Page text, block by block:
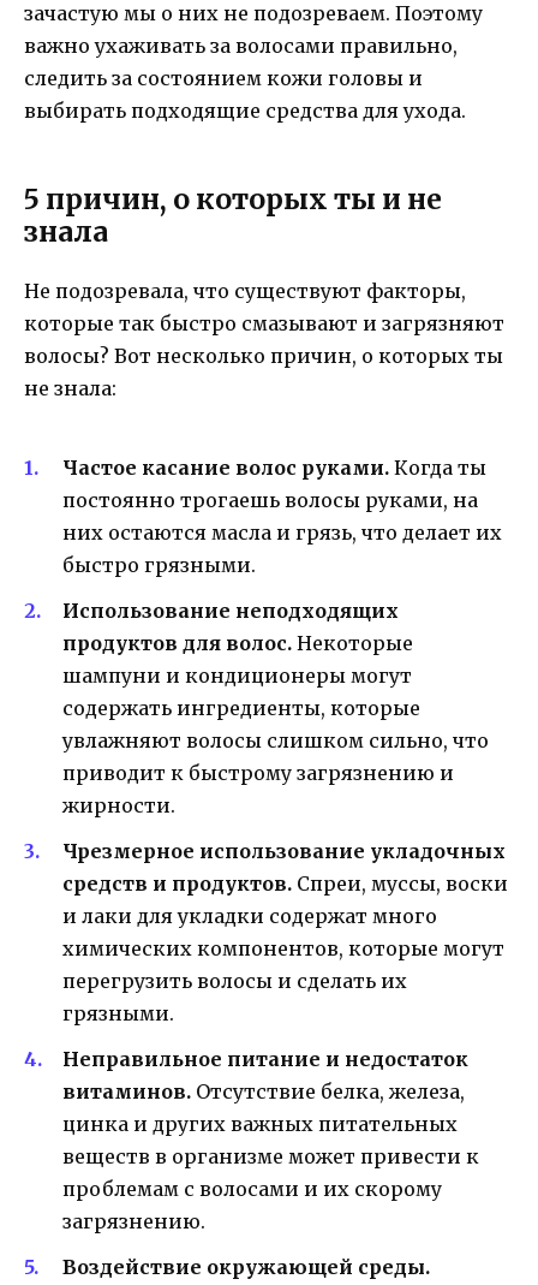
зачастую мы о них не подозреваем. Поэтому
важно ухаживать за волосами правильно,
следить за состоянием кожи головы и
выбирать подходящие средства для ухода.
5 причин, о которых ты и не
знала
Не подозревала, что существуют факторы,
которые так быстро смазывают и загрязняют
волосы? Вот несколько причин, о которых ты
не знала:
Частое касание волос руками. Когда ты
постоянно трогаешь волосы руками, на
них остаются масла и грязь, что делает их
быстро грязными.
Использование неподходящих
продуктов для волос. Некоторые
шампуни и кондиционеры могут
содержать ингредиенты, которые
увлажняют волосы слишком сильно, что
приводит к быстрому загрязнению и
жирности.
Чрезмерное использование укладочных
средств и продуктов. Спреи, муссы, воски
и лаки для укладки содержат много
химических компонентов, которые могут
перегрузить волосы и сделать их
грязными.
Неправильное питание и недостаток
витаминов. Отсутствие белка, железа,
цинка и других важных питательных
веществ в организме может привести к
проблемам с волосами и их скорому
загрязнению.
Воздействие окружающей среды.